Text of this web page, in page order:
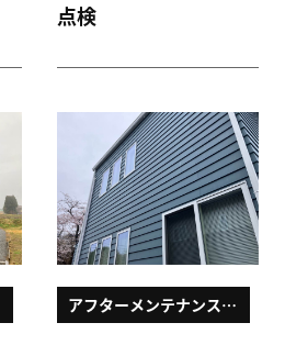
点検
アフターメンテナンスブ